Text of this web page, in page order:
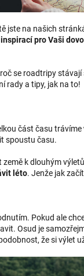
jste na našich
inspirací pro Vaši
se roadtripy
rady a tipy, jak na to!
část času trávíme
spoustu času.
k dlouhým
léto. Jenže jak
Pokud ale
Osud je
že si výlet